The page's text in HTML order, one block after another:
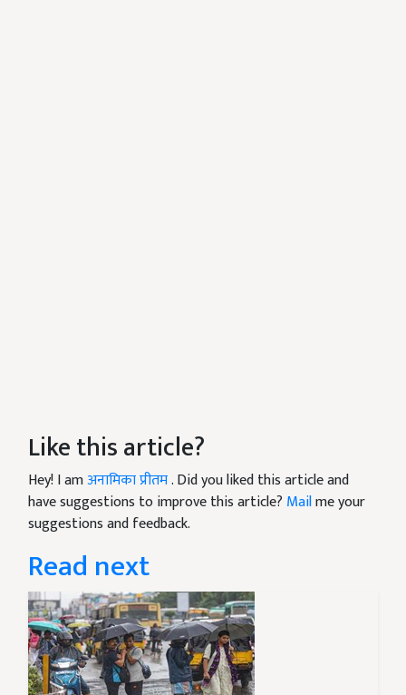
Like this article?
Hey! I amअनामिका प्रीतम. Did you liked this article and
have suggestions to improve this article? Mailme your
suggestions and feedback.
Read next